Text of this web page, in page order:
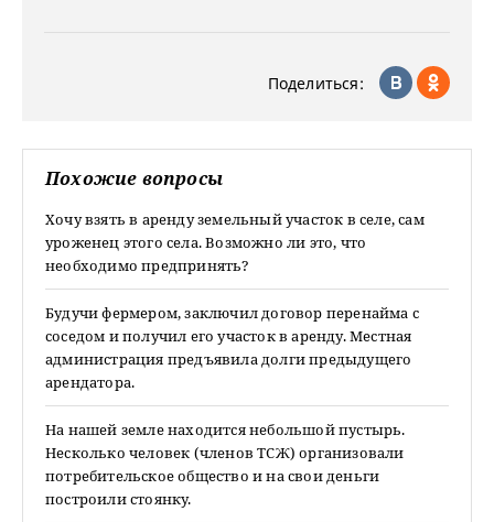
Поделиться:
Похожие вопросы
Хочу взять в аренду земельный участок в селе, сам
уроженец этого села. Возможно ли это, что
необходимо предпринять?
Будучи фермером, заключил договор перенайма с
соседом и получил его участок в аренду. Местная
администрация предъявила долги предыдущего
арендатора.
На нашей земле находится небольшой пустырь.
Несколько человек (членов ТСЖ) организовали
потребительское общество и на свои деньги
построили стоянку.